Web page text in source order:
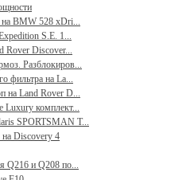
на BMW 528 xDri...
S.E. 1...
Rover Discover...
Разблокиров...
фильтра на La...
на Land Rover D...
Luxury комплект...
SPORTSMAN T...
на Discovery 4
Q216 и Q208 по...